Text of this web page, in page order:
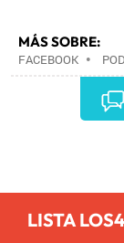
MÁS SOBRE:
FACEBOOK •
ARCHIVOS
•
COMUNICACIONES
LISTA